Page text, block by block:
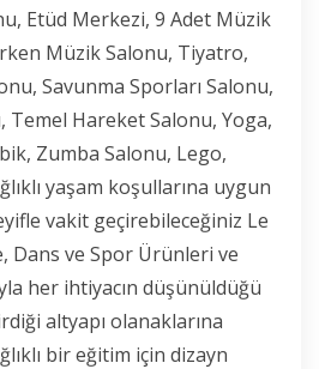
Etüd Merkezi, 9 Adet Müzik
Müzik Salonu, Tiyatro,
Savunma Sporları Salonu,
Temel Hareket Salonu, Yoga,
Zumba Salonu, Lego,
yaşam koşullarına uygun
vakit geçirebileceğiniz Le
Dans ve Spor Ürünleri ve
her ihtiyacın düşünüldüğü
altyapı olanaklarına
bir eğitim için dizayn